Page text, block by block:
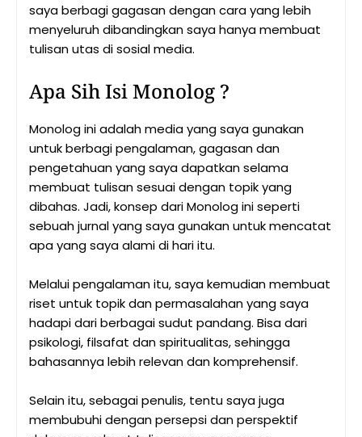
saya berbagi gagasan dengan cara yang lebih
menyeluruh dibandingkan saya hanya membuat
tulisan utas di sosial media.
Apa Sih Isi Monolog ?
Monolog ini adalah media yang saya gunakan
untuk berbagi pengalaman, gagasan dan
pengetahuan yang saya dapatkan selama
membuat tulisan sesuai dengan topik yang
dibahas. Jadi, konsep dari Monolog ini seperti
sebuah jurnal yang saya gunakan untuk mencatat
apa yang saya alami di hari itu.
Melalui pengalaman itu, saya kemudian membuat
riset untuk topik dan permasalahan yang saya
hadapi dari berbagai sudut pandang. Bisa dari
psikologi, filsafat dan spiritualitas, sehingga
bahasannya lebih relevan dan komprehensif.
Selain itu, sebagai penulis, tentu saya juga
membubuhi dengan persepsi dan perspektif